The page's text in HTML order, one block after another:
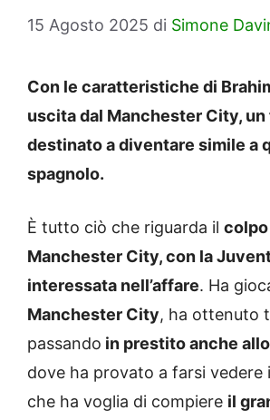
15 Agosto 2025 di Simone
Con le caratteristiche di
uscita dal Manchester City,
destinato a diventare simile a
spagnolo.
È tutto ciò che riguarda il
Manchester City, con la
interessata nell’affare. Ha
Manchester City, ha ottenuto
passando in prestito anche
dove ha provato a farsi vedere
che ha voglia di compiere il